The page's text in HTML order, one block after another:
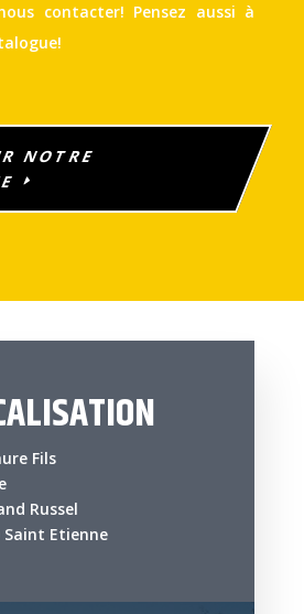
contacter! Pensez aussi à
NOTRE
Fils
Russel
Saint Etienne